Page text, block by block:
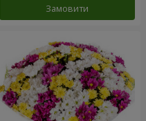
Замовити